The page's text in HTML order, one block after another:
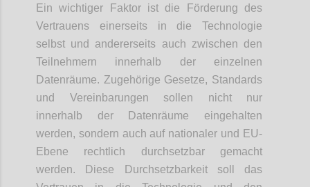
Ein wichtiger Faktor ist die Förderung des
Vertrauens einerseits in die Technologie
selbst und andererseits auch zwischen den
Teilnehmern innerhalb der einzelnen
Datenräume. Zugehörige Gesetze, Standards
und Vereinbarungen sollen nicht nur
innerhalb der Datenräume eingehalten
werden, sondern auch auf nationaler und EU-
Ebene rechtlich durchsetzbar gemacht
werden. Diese Durchsetzbarkeit soll das